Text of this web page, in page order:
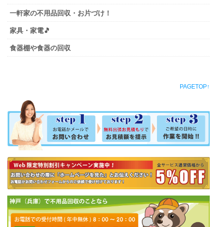
一軒家の不用品回収・お片づけ！
家具・家電🎵
食器棚や食器の回収
PAGETOP↑